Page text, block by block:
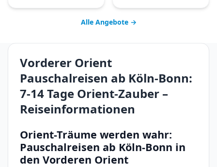
Alle Angebote →
Vorderer Orient
Pauschalreisen ab Köln-Bonn:
7-14 Tage Orient-Zauber –
Reiseinformationen
Orient-Träume werden wahr:
Pauschalreisen ab Köln-Bonn in
den Vorderen Orient